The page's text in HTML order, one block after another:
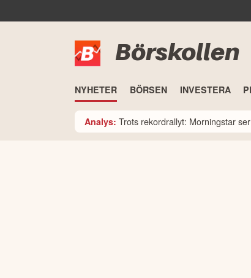
Börskollen
NYHETER BÖRSEN INVESTERA
Analys: Trots rekordrallyt: Morningstar